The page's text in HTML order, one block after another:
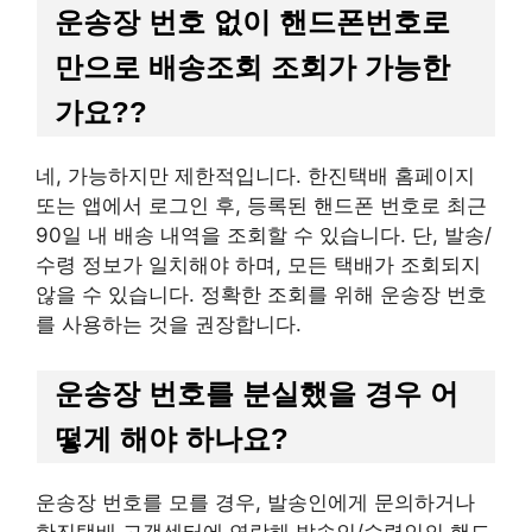
운송장 번호 없이 핸드폰번호로
만으로 배송조회 조회가 가능한
가요??
네, 가능하지만 제한적입니다. 한진택배 홈페이지
또는 앱에서 로그인 후, 등록된 핸드폰 번호로 최근
90일 내 배송 내역을 조회할 수 있습니다. 단, 발송/
수령 정보가 일치해야 하며, 모든 택배가 조회되지
않을 수 있습니다. 정확한 조회를 위해 운송장 번호
를 사용하는 것을 권장합니다.
운송장 번호를 분실했을 경우 어
떻게 해야 하나요?
운송장 번호를 모를 경우, 발송인에게 문의하거나